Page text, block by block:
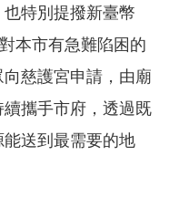
特別提撥新臺幣
本市有急難陷困的
慈護宮申請，由廟
攜手市府，透過既
送到最需要的地